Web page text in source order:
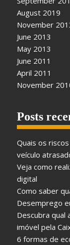
August 2019
November
June 2013
May 2013
June 2011
April 2011
November
Posts
Quais os
veículo
Veja como
digital
Como saber
Desemprego
Descubra qual
imóvel pela
6 formas de